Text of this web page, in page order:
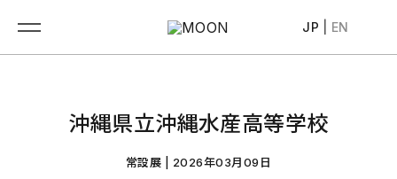
JP EN
沖縄県立沖縄水産高等学校
常設展 | 2026年03月09日